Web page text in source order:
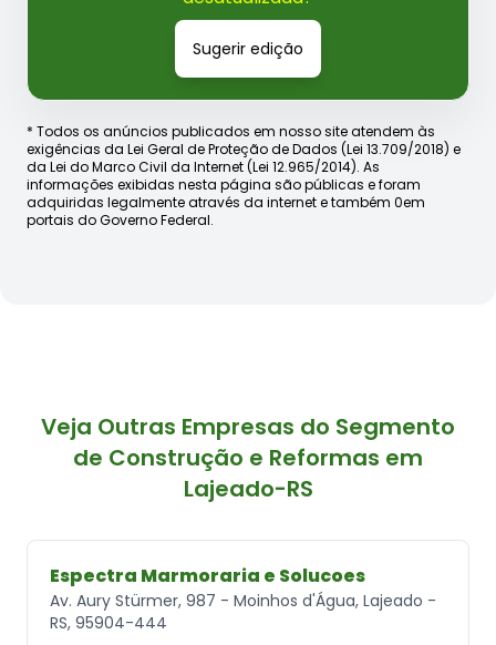
Sugerir edição
* Todos os anúncios publicados em nosso site atendem às
exigências da Lei Geral de Proteção de Dados (Lei 13.709/2018) e
da Lei do Marco Civil da Internet (Lei 12.965/2014). As
informações exibidas nesta página são públicas e foram
adquiridas legalmente através da internet e também 0em
portais do Governo Federal.
Veja Outras Empresas do Segmento
de Construção e Reformas em
Lajeado-RS
Espectra Marmoraria e Solucoes
Av. Aury Stürmer, 987 - Moinhos d'Água, Lajeado -
RS, 95904-444